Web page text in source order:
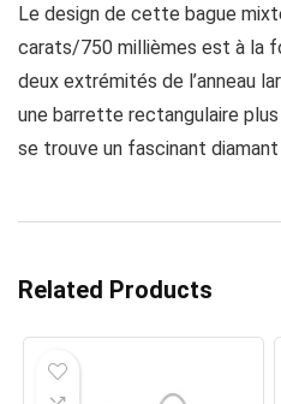
Le design de cette bague
carats/750 millièmes est à la
deux extrémités de l’anneau
une barrette rectangulaire
se trouve un fascinant
Related Products